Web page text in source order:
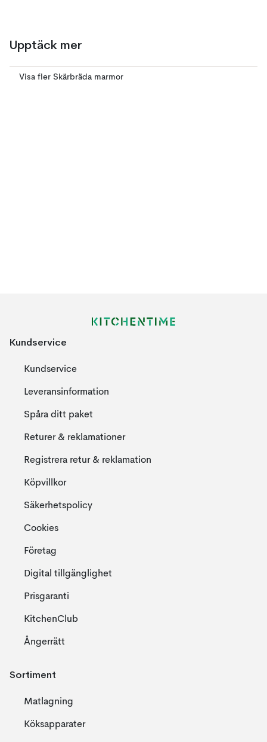
Upptäck mer
Visa fler Skärbräda marmor
Kundservice
Kundservice
Leveransinformation
Spåra ditt paket
Returer & reklamationer
Registrera retur & reklamation
Köpvillkor
Säkerhetspolicy
Cookies
Företag
Digital tillgänglighet
Prisgaranti
KitchenClub
Ångerrätt
Sortiment
Matlagning
Köksapparater